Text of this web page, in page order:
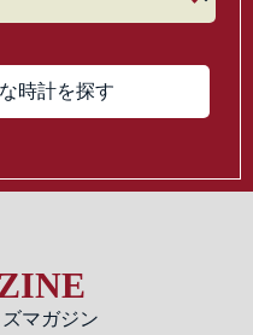
な時計を探す
マガジン